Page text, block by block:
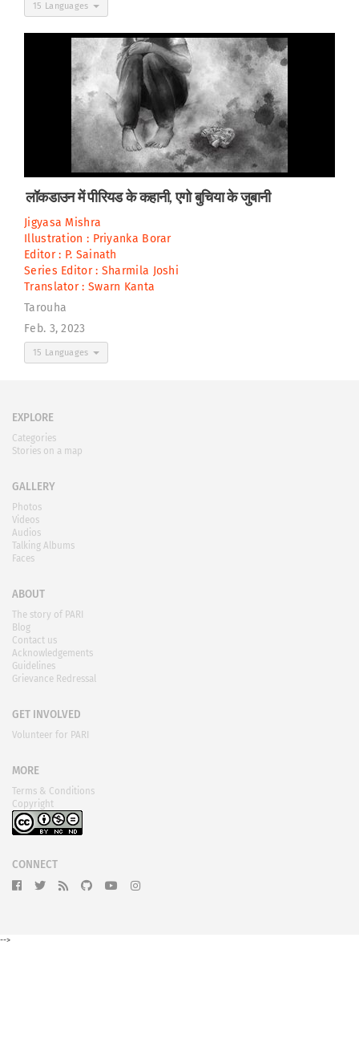
15 Languages
लॉकडाउन में पीरियड के कहानी, एगो बुचिया के जुबानी
Jigyasa Mishra
Illustration : Priyanka Borar
Editor : P. Sainath
Series Editor : Sharmila Joshi
Translator : Swarn Kanta
Tarouha
Feb. 3, 2023
15 Languages
EXPLORE
Categories
Stories on a map
GALLERY
Photos
Videos
Audios
Talking Albums
Faces
ABOUT
The story of PARI
Blog
Contact us
Acknowledgements
Guidelines
Grievance Redressal
GET INVOLVED
Volunteer for PARI
MORE
Terms & Conditions
Copyright
CONNECT
-->